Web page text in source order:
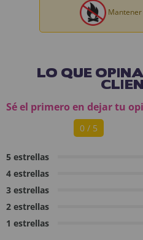
LO QUE
Sé el primero en dejar tu
0 / 5
5 estrellas
4 estrellas
3 estrellas
2 estrellas
1 estrellas